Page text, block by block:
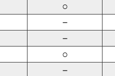
○
－
－
○
－